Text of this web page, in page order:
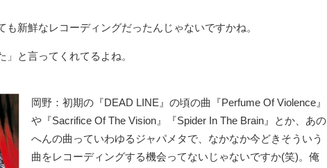
新鮮なレコーディングだったんじゃないですかね。
と言ってくれてるよね。
岡野：初期の『DEAD LINE』の頃の曲『Perfume Of Violence』
や『Sacrifice Of The Vision』『Spider In The Brain』とか、あの
へんの曲っていわゆるジャパメタで、なかなか今どきそういう
曲をレコーディングする機会ってないじゃないですか(笑)。俺